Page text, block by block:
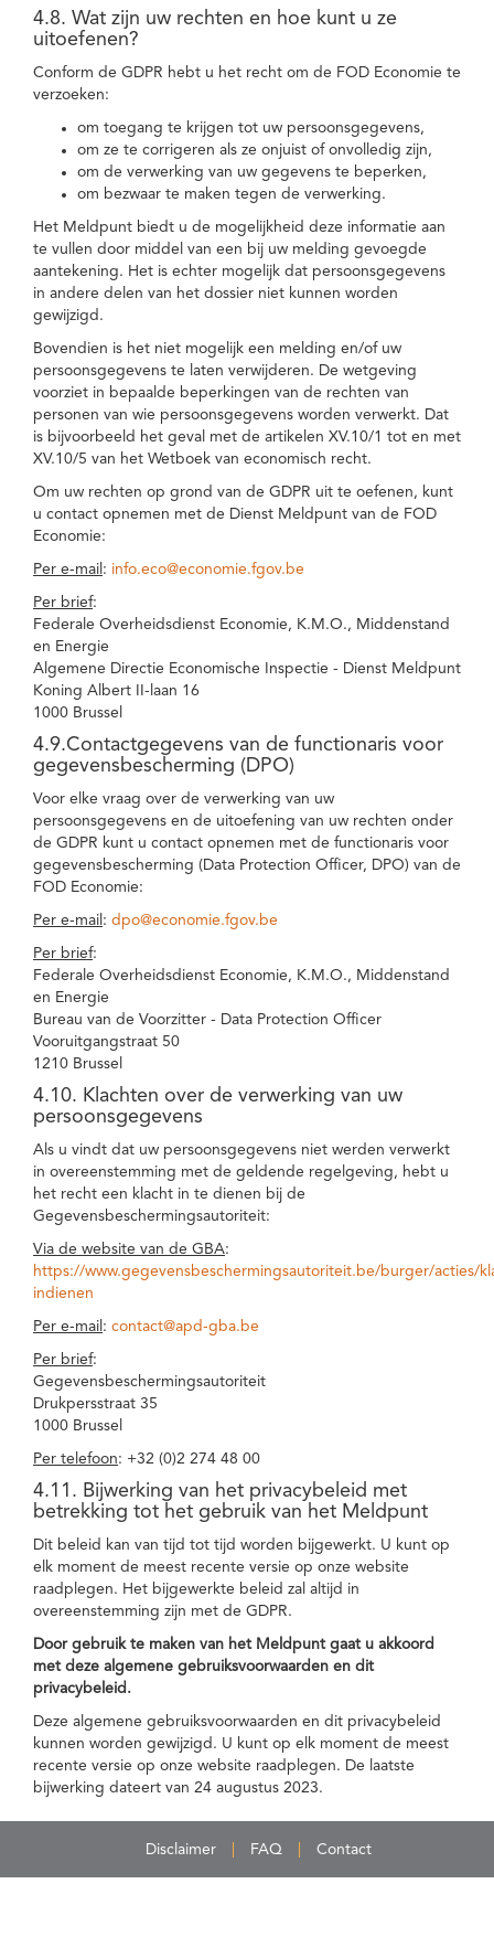
4.8. Wat zijn uw rechten en hoe kunt u ze
uitoefenen?
Conform de GDPR hebt u het recht om de FOD Economie te
verzoeken:
om toegang te krijgen tot uw persoonsgegevens,
om ze te corrigeren als ze onjuist of onvolledig zijn,
om de verwerking van uw gegevens te beperken,
om bezwaar te maken tegen de verwerking.
Het Meldpunt biedt u de mogelijkheid deze informatie aan
te vullen door middel van een bij uw melding gevoegde
aantekening. Het is echter mogelijk dat persoonsgegevens
in andere delen van het dossier niet kunnen worden
gewijzigd.
Bovendien is het niet mogelijk een melding en/of uw
persoonsgegevens te laten verwijderen. De wetgeving
voorziet in bepaalde beperkingen van de rechten van
personen van wie persoonsgegevens worden verwerkt. Dat
is bijvoorbeeld het geval met de artikelen XV.10/1 tot en met
XV.10/5 van het Wetboek van economisch recht.
Om uw rechten op grond van de GDPR uit te oefenen, kunt
u contact opnemen met de Dienst Meldpunt van de FOD
Economie:
Per e-mail : info.eco@economie.fgov.be
Per brief:
Federale Overheidsdienst Economie, K.M.O., Middenstand
en Energie
Algemene Directie Economische Inspectie - Dienst Meldpunt
Koning Albert II-laan 16
1000 Brussel
4.9.Contactgegevens van de functionaris voor
gegevensbescherming (DPO)
Voor elke vraag over de verwerking van uw
persoonsgegevens en de uitoefening van uw rechten onder
de GDPR kunt u contact opnemen met de functionaris voor
gegevensbescherming (Data Protection Officer, DPO) van de
FOD Economie:
Per e-mail : dpo@economie.fgov.be
Per brief:
Federale Overheidsdienst Economie, K.M.O., Middenstand
en Energie
Bureau van de Voorzitter - Data Protection Officer
Vooruitgangstraat 50
1210 Brussel
4.10. Klachten over de verwerking van uw
persoonsgegevens
Als u vindt dat uw persoonsgegevens niet werden verwerkt
in overeenstemming met de geldende regelgeving, hebt u
het recht een klacht in te dienen bij de
Gegevensbeschermingsautoriteit:
Via de website van de GBA:
https://www.gegevensbeschermingsautoriteit.be/burger/acties/
indienen
Per e-mail : contact@apd-gba.be
Per brief:
Gegevensbeschermingsautoriteit
Drukpersstraat 35
1000 Brussel
Per telefoon: +32 (0)2 274 48 00
4.11. Bijwerking van het privacybeleid met
betrekking tot het gebruik van het Meldpunt
Dit beleid kan van tijd tot tijd worden bijgewerkt. U kunt op
elk moment de meest recente versie op onze website
raadplegen. Het bijgewerkte beleid zal altijd in
overeenstemming zijn met de GDPR.
Door gebruik te maken van het Meldpunt gaat u akkoord
met deze algemene gebruiksvoorwaarden en dit
privacybeleid.
Deze algemene gebruiksvoorwaarden en dit privacybeleid
kunnen worden gewijzigd. U kunt op elk moment de meest
recente versie op onze website raadplegen. De laatste
bijwerking dateert van 24 augustus 2023.
Disclaimer FAQ Contact